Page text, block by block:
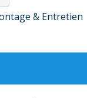
& Entretien